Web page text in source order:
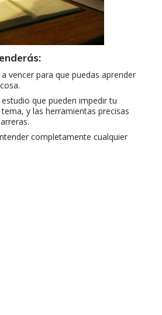
vencer para que puedas aprender
que pueden impedir tu
y las herramientas precisas
completamente cualquier